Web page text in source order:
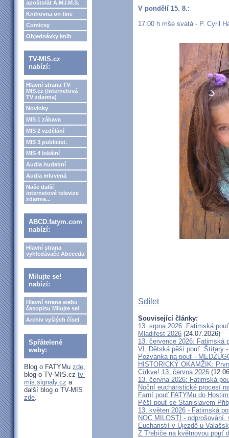
apoštolát A.M.I.M.S.
Knihovna on-line
Comicsy
Objednávky knih
TV-MIS.cz
nabízí:
Hlavní strana TV-
MIS.cz (internetová
TV zdarma)
Novinky
MIS 1 zábava
MIS 2 vzdělání
MIS 3 publicist.
MIS 4 lokální
Audia hudební
Audia mluvená
Naše další
internetové televize
zdarma...
ABCD.fatym.com
nabízí:
Hlavní strana
vyhledávače Abeceda
Milujte se!
nabízí:
Hlavní strana webu
časopisu Milujte se!
Archiv vyšlých čísel
Spřátelené
weby:
Blog o FATYMu zde,
blog o TV-MIS.cz tv-
mis.signaly.cz a
další blog o TV-MIS
zde.
V pondělí 15. 8.:
17:00 h mše svatá - P. Cyril
Sdílet
Související články:
13. srpna 2026: Fatimská
Mladifest 2026 (24.07.2026)
13. července 2026: Fatimská
VI. Dětská pěší pouť: Štítary
Pozvánka na pouť -
HISTORICKÝ OKAMŽIK:
Církve! 13. června 2026
13. června 2026: Fatimská
Noční eucharistické procesí
Farní pouť FATYMu do
Pěší pouť se Stanislavem
13. květen 2026 - Fatimská
NOC MILOSTÍ -
Eucharistií v Újezdě u
Z Třebíče na květnovou pouť